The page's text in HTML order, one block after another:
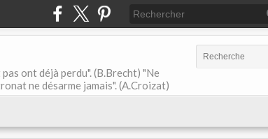
ont déjà perdu". (B.Brecht) "Ne
ne désarme jamais". (A.Croizat)